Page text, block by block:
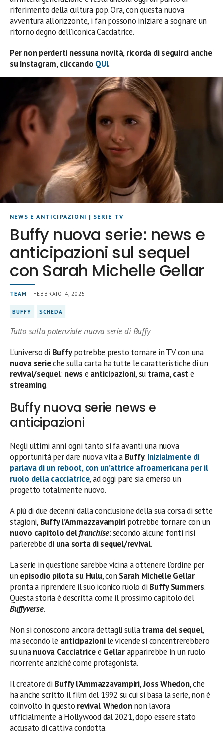
riferimento della cultura pop. Ora, con questa nuova
avventura all’orizzonte, i fan possono iniziare a sognare un
ritorno degno dell’iconica Cacciatrice.
Per non perderti nessuna novità, ricorda di seguirci anche
su Instagram, cliccando QUI.
NEWS E ANTICIPAZIONI | SERIE TV
Buffy nuova serie: news e
anticipazioni sul sequel
con Sarah Michelle Gellar
TEAM | FEBBRAIO 4, 2025
BUFFY SCHEDA
Tutto sulla potenziale nuova serie di Buffy
L’universo di Buffypotrebbe presto tornare in TV con una
nuova serieche sulla carta ha tutte le caratteristiche di un
revival/sequel: news e anticipazioni, su trama,caste
streaming.
Buffy nuova serie news e
anticipazioni
Negli ultimi anni ogni tanto si fa avanti una nuova
opportunità per dare nuova vita a Buffy. Inizialmente di
parlava di un reboot, con un’attrice afroamericana per il
ruolo della cacciatrice, ad oggi pare sia emerso un
progetto totalmente nuovo.
A più di due decenni dalla conclusione della sua corsa di sette
stagioni, Buffy l’Ammazzavampiri potrebbe tornare con un
nuovo capitolo delfranchise: secondo alcune fonti risi
parlerebbe di una sorta di sequel/revival.
La serie in questione sarebbe vicina a ottenere l’ordine per
un episodio pilota su Hulu, con Sarah Michelle Gellar
pronta a riprendere il suo iconico ruolo di Buffy Summers.
Questa storia è descritta come il prossimo capitolo del
Buffyverse.
Non si conoscono ancora dettagli sullatrama del sequel,
ma secondo le anticipazionile vicende si concentrerebbero
su unanuova Cacciatricee Gellarapparirebbe in un ruolo
ricorrente anziché come protagonista.
Il creatore di Buffy l’Ammazzavampiri,Joss Whedon, che
ha anche scritto il film del 1992 su cui si basa la serie, non è
coinvolto in questo revival.Whedonnon lavora
ufficialmente a Hollywood dal 2021, dopo essere stato
accusato di cattiva condotta.